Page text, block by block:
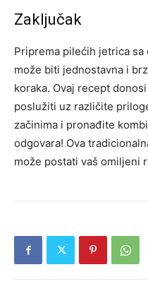
Zaključak
Priprema pilećih jetrica
može biti jednostavna i
koraka. Ovaj recept
poslužiti uz različite
začinima i pronađite
odgovara! Ova
može postati vaš omiljeni